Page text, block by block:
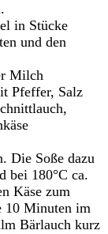
in Stücke
und den
Milch
Pfeffer, Salz
Die Soße dazu
bei 180°C ca.
Käse zum
10 Minuten im
Bärlauch kurz